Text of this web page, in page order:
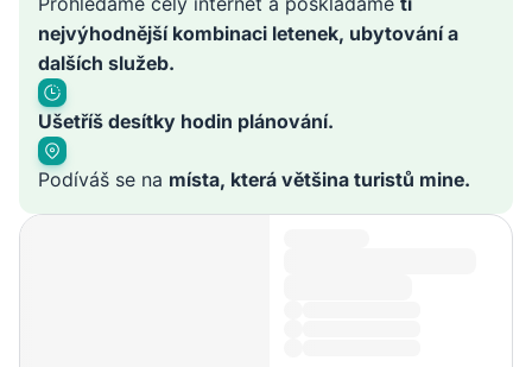
nejvýhodnější kombinaci letenek, ubytování a
dalších služeb.
Ušetříš desítky hodin plánování.
Podíváš se na místa, která většina turistů mine.